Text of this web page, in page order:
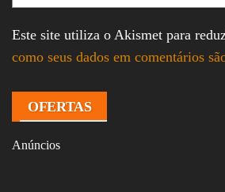
Este site utiliza o Akismet para
como seus dados em comentários
OFERTAS
Anúncios